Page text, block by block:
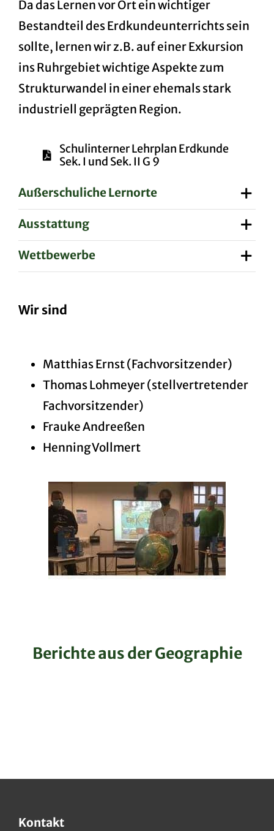
Da das Lernen vor Ort ein wichtiger
Bestandteil des Erdkundeunterrichts sein
sollte, lernen wir z.B. auf einer Exkursion
ins Ruhrgebiet wichtige Aspekte zum
Strukturwandel in einer ehemals stark
industriell geprägten Region.
Schulinterner Lehrplan Erdkunde
Sek. I und Sek. II G 9
Außerschuliche Lernorte
Ausstattung
Wettbewerbe
Wir sind
Matthias Ernst (Fachvorsitzender)
Thomas Lohmeyer (stellvertretender
Fachvorsitzender)
Frauke Andreeßen
Henning Vollmert
Berichte aus der Geographie
Kontakt